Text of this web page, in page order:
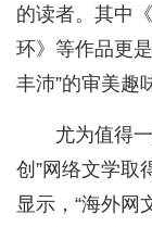
的读者。其中
环》等作品更
丰沛”的审美趣
尤为值得
创”网络文学取
显示，“海外网